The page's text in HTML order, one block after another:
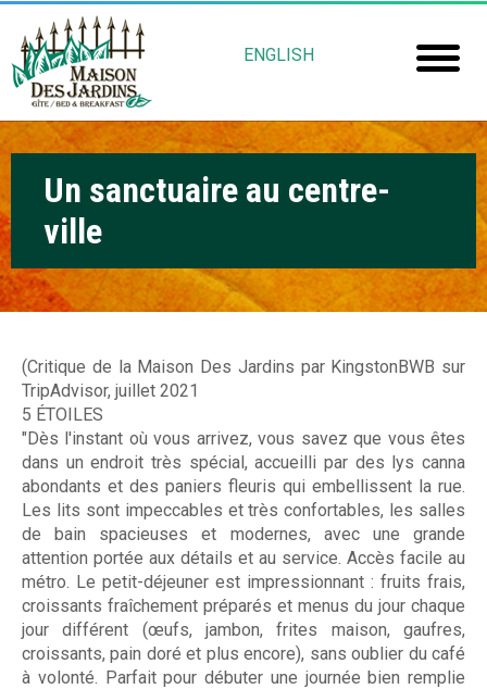
Aller
contenu
principal
M
a
i
s
D
e
s
J
a
r
d
n
s
Photos
FAQs
ENGLISH
Un sanctuaire au centre-
ville
(Critique de la Maison Des Jardins par KingstonBWB sur
TripAdvisor, juillet 2021
5 ÉTOILES
"Dès l'instant où vous arrivez, vous savez que vous êtes
dans un endroit très spécial, accueilli par des lys canna
abondants et des paniers fleuris qui embellissent la rue.
Les lits sont impeccables et très confortables, les salles
de bain spacieuses et modernes, avec une grande
attention portée aux détails et au service. Accès facile au
métro. Le petit-déjeuner est impressionnant : fruits frais,
croissants fraîchement préparés et menus du jour chaque
jour différent (œufs, jambon, frites maison, gaufres,
croissants, pain doré et plus encore), sans oublier du café
à volonté. Parfait pour débuter une journée bien remplie